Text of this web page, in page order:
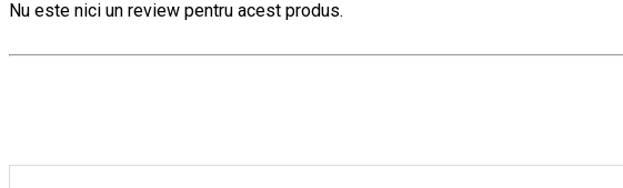
Nu este nici un review pentru acest produs.